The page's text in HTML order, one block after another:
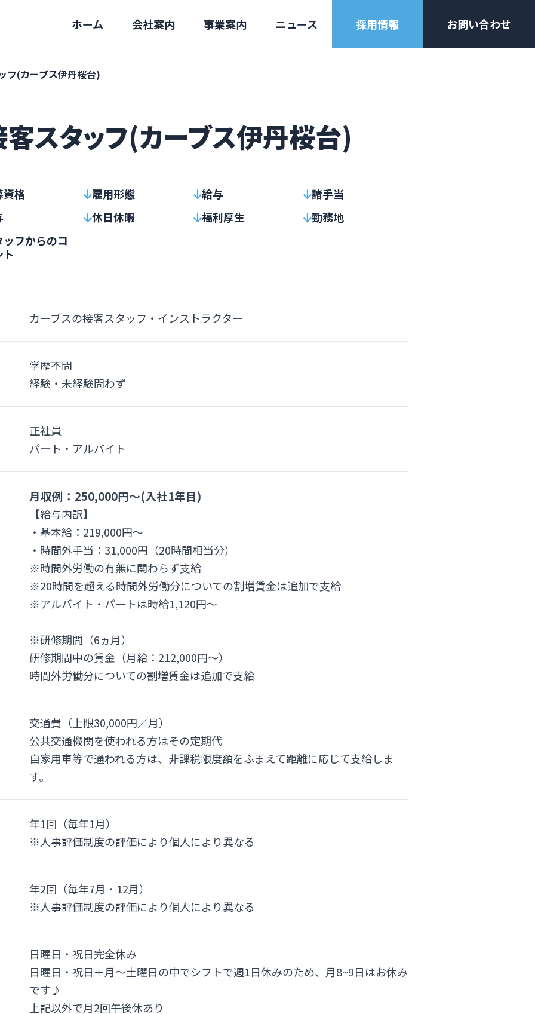
ホーム 会社案内 事業案内 ニュース 採用情報 お問い合わせ
フ(カーブス伊丹桜台)
スタッフ(カーブス伊丹桜台)
資格 雇用形態 給与
諸手当
休日休暇 福利厚生
勤務地
ッフからのコ
ト
カーブスの接客スタッフ・インストラクター
学歴不問
経験・未経験問わず
正社員
パート・アルバイト
月収例：250,000円～(入社1年目)
【給与内訳】
・基本給：219,000円～
・時間外手当：31,000円（20時間相当分）
※時間外労働の有無に関わらず支給
※20時間を超える時間外労働分についての割増賃金は追加で支給
※アルバイト・パートは時給1,120円～
※研修期間（6ヵ月）
研修期間中の賃金（月給：212,000円～）
時間外労働分についての割増賃金は追加で支給
交通費（上限30,000円／月）
公共交通機関を使われる方はその定期代
自家用車等で通われる方は、非課税限度額をふまえて距離に応じて支給しま
す。
年1回（毎年1月）
※人事評価制度の評価により個人により異なる
年2回（毎年7月・12月）
※人事評価制度の評価により個人により異なる
日曜日・祝日完全休み
日曜日・祝日＋月～土曜日の中でシフトで週1日休みのため、月8~9日はお休み
です♪
上記以外で月2回午後休あり